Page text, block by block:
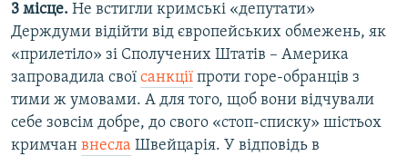
3 місце. Не встигли кримські «депутати»
Держдуми відійти від європейських обмежень, як
«прилетіло» зі Сполучених Штатів – Америка
запровадила свої санкції проти горе-обранців з
тими ж умовами. А для того, щоб вони відчували
себе зовсім добре, до свого «стоп-списку» шістьох
кримчан внесла Швейцарія. У відповідь в